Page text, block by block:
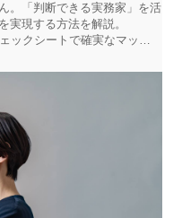
。「判断できる実務家」を活
実現する方法を解説。
ックシートで確実なマッチ